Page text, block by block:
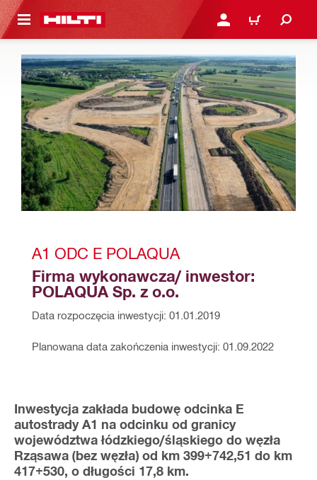
GŁÓWNEJ ZALOGUJ SIĘ LUB
KOSZYK
A1 ODC E POLAQUA
Firma wykonawcza/ inwestor:
POLAQUA Sp. z o.o.
Data rozpoczęcia inwestycji: 01.01.2019
Planowana data zakończenia inwestycji: 01.09.2022
Inwestycja zakłada budowę odcinka E
autostrady A1 na odcinku od granicy
województwa łódzkiego/śląskiego do węzła
Rząsawa (bez węzła) od km 399+742,51 do km
417+530, o długości 17,8 km.